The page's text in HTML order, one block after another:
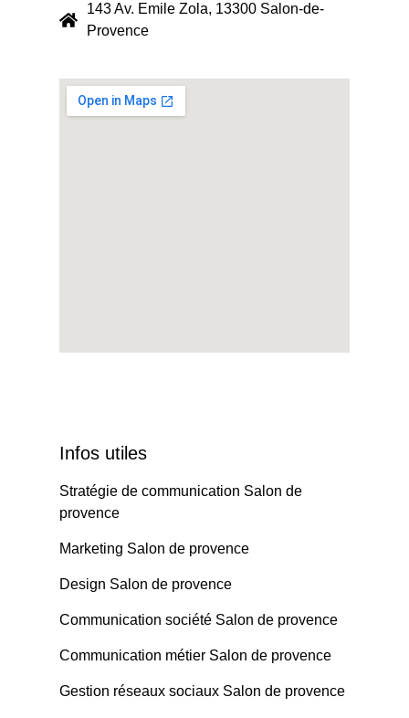
143 Av. Emile Zola, 13300 Salon-de-
Provence
Infos utiles
Stratégie de communication Salon de
provence
Marketing Salon de provence
Design Salon de provence
Communication société Salon de provence
Communication métier Salon de provence
Gestion réseaux sociaux Salon de provence